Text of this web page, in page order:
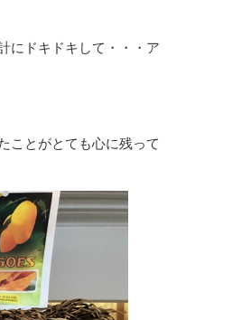
にドキドキして・・・ア
ことがとても心に残って